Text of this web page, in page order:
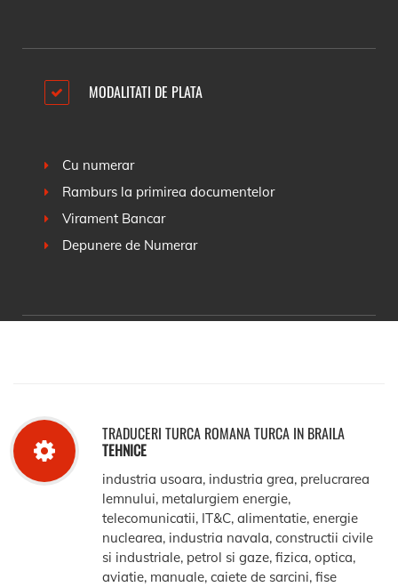
MODALITATI DE PLATA
Cu numerar
Ramburs la primirea documentelor
Virament Bancar
Depunere de Numerar
TRADUCERI TURCA ROMANA TURCA IN BRAILA
TEHNICE
industria usoara, industria grea, prelucrarea
lemnului, metalurgiem energie,
telecomunicatii, IT&C, alimentatie, energie
nuclearea, industria navala, constructii civile
si industriale, petrol si gaze, fizica, optica,
aviatie, manuale, caiete de sarcini, fise